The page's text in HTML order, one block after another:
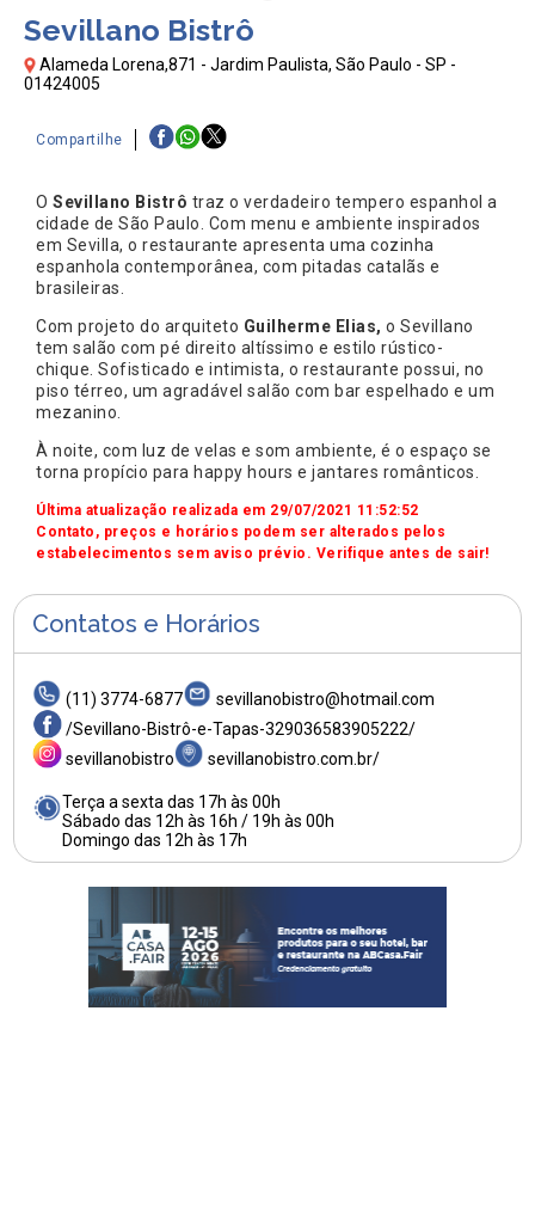
Sevillano Bistrô
Alameda Lorena,871 - Jardim Paulista, São Paulo - SP -
01424005
Compartilhe
O Sevillano Bistrô traz o verdadeiro tempero espanhol a
cidade de São Paulo. Com menu e ambiente inspirados
em Sevilla, o restaurante apresenta uma cozinha
espanhola contemporânea, com pitadas catalãs e
brasileiras.
Com projeto do arquiteto Guilherme Elias, o Sevillano
tem salão com pé direito altíssimo e estilo rústico-
chique. Sofisticado e intimista, o restaurante possui, no
piso térreo, um agradável salão com bar espelhado e um
mezanino.
À noite, com luz de velas e som ambiente, é o espaço se
torna propício para happy hours e jantares românticos.
Última atualização realizada em 29/07/2021 11:52:52
Contato, preços e horários podem ser alterados pelos
estabelecimentos sem aviso prévio. Verifique antes de sair!
Contatos e Horários
(11) 3774-6877
sevillanobistro@hotmail.com
/Sevillano-Bistrô-e-Tapas-329036583905222/
sevillanobistro
sevillanobistro.com.br/
Terça a sexta das 17h às 00h
Sábado das 12h às 16h / 19h às 00h
Domingo das 12h às 17h